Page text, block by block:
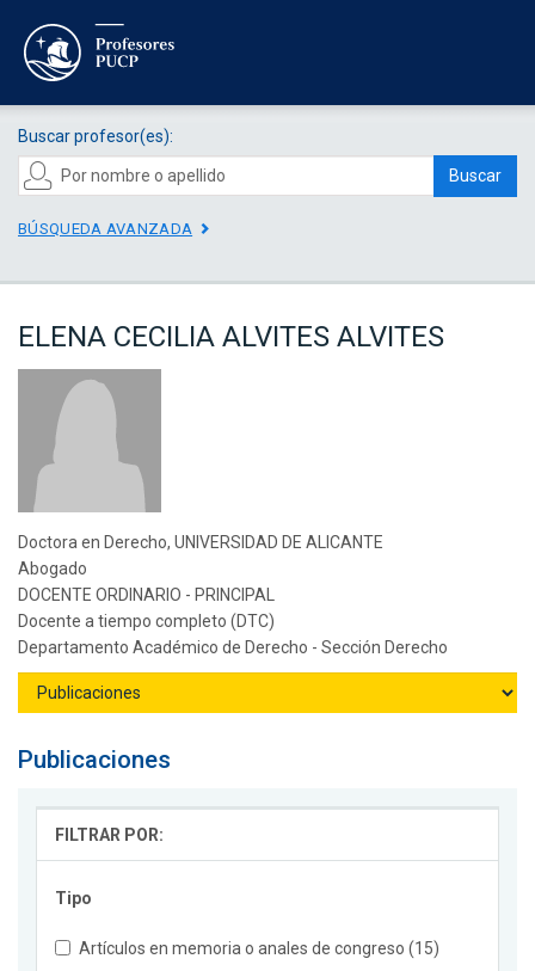
Buscar profesor(es):
Buscar
BÚSQUEDA AVANZADA
ELENA CECILIA ALVITES ALVITES
Doctora en Derecho, UNIVERSIDAD DE ALICANTE
Abogado
DOCENTE ORDINARIO - PRINCIPAL
Docente a tiempo completo (DTC)
Departamento Académico de Derecho - Sección Derecho
Publicaciones
FILTRAR POR:
Tipo
Artículos en memoria o anales de congreso (15)